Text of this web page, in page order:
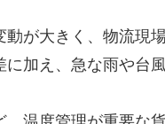
が大きく、物流現
加え、急な雨や台